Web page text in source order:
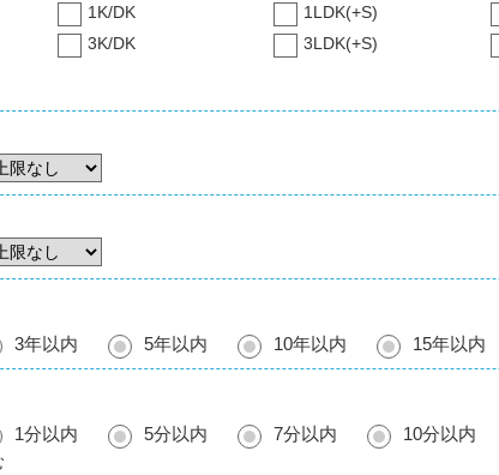
1K/DK 1LDK(+S)
3K/DK
3LDK(+S)
3年以内 5年以内 10年以内 15年以内
1分以内 5分以内 7分以内 10分以内